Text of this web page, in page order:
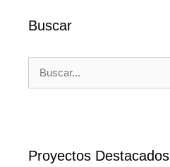
Buscar
Proyectos Destacados